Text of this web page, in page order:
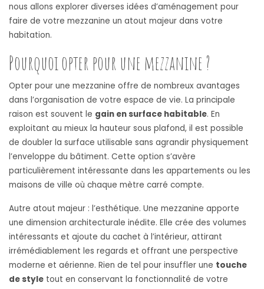
nous allons explorer diverses idées d’aménagement pour
faire de votre mezzanine un atout majeur dans votre
habitation.
Pourquoi opter pour une mezzanine ?
Opter pour une mezzanine offre de nombreux avantages
dans l’organisation de votre espace de vie. La principale
raison est souvent le gain en surface habitable. En
exploitant au mieux la hauteur sous plafond, il est possible
de doubler la surface utilisable sans agrandir physiquement
l’enveloppe du bâtiment. Cette option s’avère
particulièrement intéressante dans les appartements ou les
maisons de ville où chaque mètre carré compte.
Autre atout majeur : l’esthétique. Une mezzanine apporte
une dimension architecturale inédite. Elle crée des volumes
intéressants et ajoute du cachet à l’intérieur, attirant
irrémédiablement les regards et offrant une perspective
moderne et aérienne. Rien de tel pour insuffler une touche
de style tout en conservant la fonctionnalité de votre